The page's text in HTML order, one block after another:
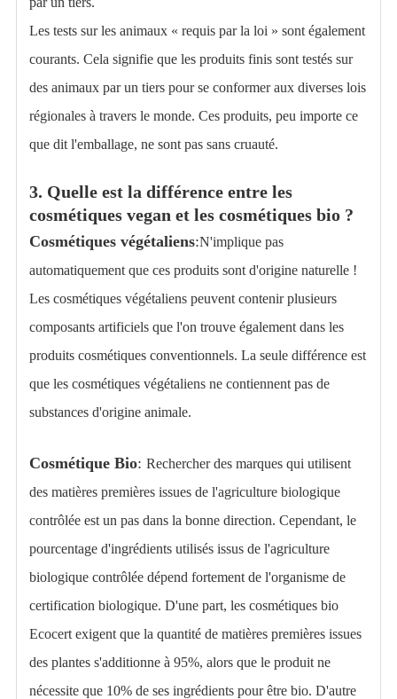
Les tests sur les animaux « requis par la loi » sont également
courants. Cela signifie que les produits finis sont testés sur
des animaux par un tiers pour se conformer aux diverses lois
régionales à travers le monde. Ces produits, peu importe ce
que dit l'emballage, ne sont pas sans cruauté.
3. Quelle est la différence entre les
cosmétiques vegan et les cosmétiques bio ?
Cosmétiques végétaliens:N'implique pas
automatiquement que ces produits sont d'origine naturelle !
Les cosmétiques végétaliens peuvent contenir plusieurs
composants artificiels que l'on trouve également dans les
produits cosmétiques conventionnels. La seule différence est
que les cosmétiques végétaliens ne contiennent pas de
substances d'origine animale.
Cosmétique Bio: Rechercher des marques qui utilisent
des matières premières issues de l'agriculture biologique
contrôlée est un pas dans la bonne direction. Cependant, le
pourcentage d'ingrédients utilisés issus de l'agriculture
biologique contrôlée dépend fortement de l'organisme de
certification biologique. D'une part, les cosmétiques bio
Ecocert exigent que la quantité de matières premières issues
des plantes s'additionne à 95%, alors que le produit ne
nécessite que 10% de ses ingrédients pour être bio. D'autre